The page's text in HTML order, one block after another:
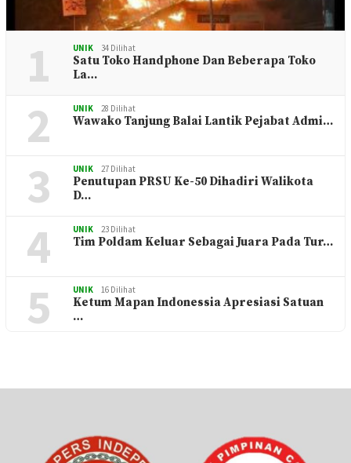
1 UNIK 34 Dilihat
Satu Toko Handphone Dan Beberapa Toko
La…
2 UNIK 28 Dilihat
Wawako Tanjung Balai Lantik Pejabat Admi…
3 UNIK 27 Dilihat
Penutupan PRSU Ke-50 Dihadiri Walikota
D…
4 UNIK 23 Dilihat
Tim Poldam Keluar Sebagai Juara Pada Tur…
5 UNIK 16 Dilihat
Ketum Mapan Indonessia Apresiasi Satuan
…